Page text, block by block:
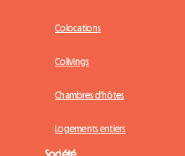
Colocations
Colivings
Chambres d'hôtes
Logements entiers
Société